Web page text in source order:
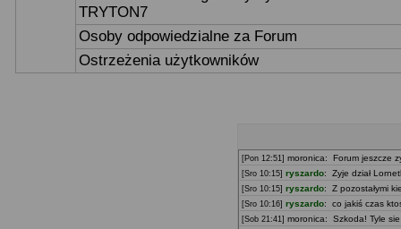
TRYTON7
Osoby odpowiedzialne za Forum
Ostrzeżenia użytkowników